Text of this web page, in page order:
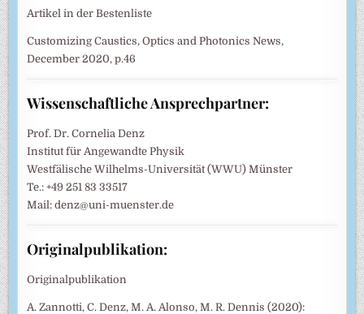
Artikel in der Bestenliste
Customizing Caustics, Optics and Photonics News,
December 2020, p.46
Wissenschaftliche Ansprechpartner:
Prof. Dr. Cornelia Denz
Institut für Angewandte Physik
Westfälische Wilhelms-Universität (WWU) Münster
Te.: +49 251 83 33517
Mail: denz@uni-muenster.de
Originalpublikation:
Originalpublikation
A. Zannotti, C. Denz, M. A. Alonso, M. R. Dennis (2020):